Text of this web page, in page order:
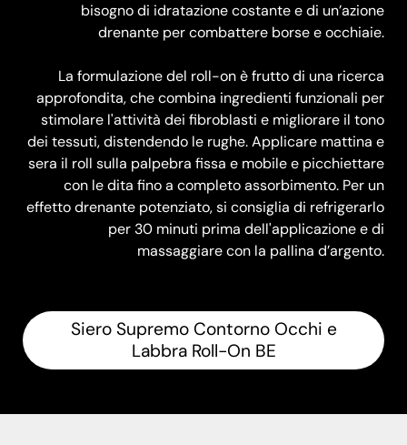
bisogno di idratazione costante e di un’azione
drenante per combattere borse e occhiaie.
La formulazione del roll-on è frutto di una ricerca
approfondita, che combina ingredienti funzionali per
stimolare l'attività dei fibroblasti e migliorare il tono
dei tessuti, distendendo le rughe. Applicare mattina e
sera il roll sulla palpebra fissa e mobile e picchiettare
con le dita fino a completo assorbimento. Per un
effetto drenante potenziato, si consiglia di refrigerarlo
per 30 minuti prima dell'applicazione e di
massaggiare con la pallina d’argento.
Siero Supremo Contorno Occhi e
Labbra Roll-On BE